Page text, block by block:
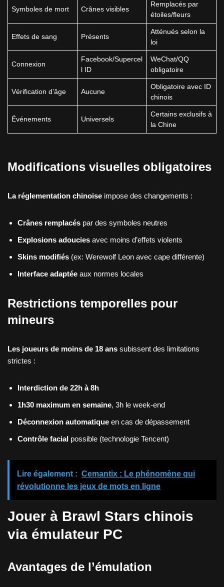
Symboles de mort Crânes visibles
Remplacés par
étoiles/fleurs
Effets de sang Présents
Atténués selon la
loi
Connexion
Facebook/Supercel
l ID
WeChat/QQ
obligatoire
Vérification d’âge Aucune
Obligatoire avec ID
chinois
Événements Universels
Certains exclusifs à
la Chine
Modifications visuelles obligatoires
La réglementation chinoise impose des changements :
Crânes remplacés par des symboles neutres
Explosions adoucies avec moins d’effets violents
Skins modifiés (ex: Werewolf Leon avec cape différente)
Interface adaptée aux normes locales
Restrictions temporelles pour
mineurs
Les joueurs de moins de 18 ans subissent des limitations
strictes :
Interdiction de 22h à 8h
1h30 maximum en semaine, 3h le week-end
Déconnexion automatique en cas de dépassement
Contrôle facial possible (technologie Tencent)
Lire également : Cemantix : Le phénomène qui
révolutionne les jeux de mots en ligne
Jouer à Brawl Stars chinois
via émulateur PC
Avantages de l’émulation